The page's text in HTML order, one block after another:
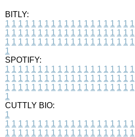
BITLY:
1 1 1 1 1 1 1 1 1 1 1 1 1 1 1 1 1 1 1 1
1 1 1 1 1 1 1 1 1 1 1 1 1 1 1 1 1 1 1 1
1 1 1 1 1 1 1 1 1 1 1 1 1 1 1 1 1 1 1 1
1
SPOTIFY:
1 1 1 1 1 1 1 1 1 1 1 1 1 1 1 1 1 1 1 1
1 1 1 1 1 1 1 1 1 1 1 1 1 1 1 1 1 1 1 1
1 1 1 1 1 1 1 1 1 1 1 1 1 1 1 1 1 1 1 1
1
CUTTLY BIO:
1
1 1 1 1 1 1 1 1 1 1 1 1 1 1 1 1 1 1 1 1
1 1 1 1 1 1 1 1 1 1 1 1 1 1 1 1 1 1 1 1